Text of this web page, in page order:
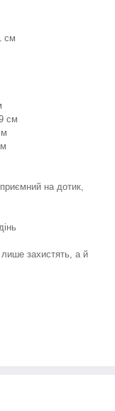
см
см
на дотик,
захистять, а й